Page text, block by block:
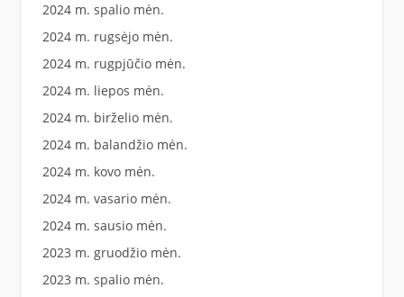
2024 m. spalio mėn.
2024 m. rugsėjo mėn.
2024 m. rugpjūčio mėn.
2024 m. liepos mėn.
2024 m. birželio mėn.
2024 m. balandžio mėn.
2024 m. kovo mėn.
2024 m. vasario mėn.
2024 m. sausio mėn.
2023 m. gruodžio mėn.
2023 m. spalio mėn.